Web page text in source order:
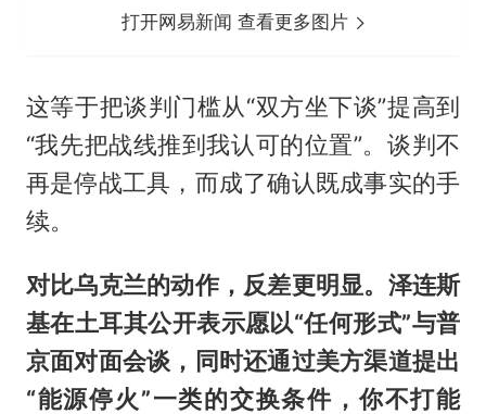
打开网易新闻 查看更多图片
这等于把谈判门槛从“双方坐下谈”提高到
“我先把战线推到我认可的位置”。谈判不
再是停战工具，而成了确认既成事实的手
续。
对比乌克兰的动作，反差更明显。泽连斯
基在土耳其公开表示愿以“任何形式”与普
京面对面会谈，同时还通过美方渠道提出
“能源停火”一类的交换条件，你不打能